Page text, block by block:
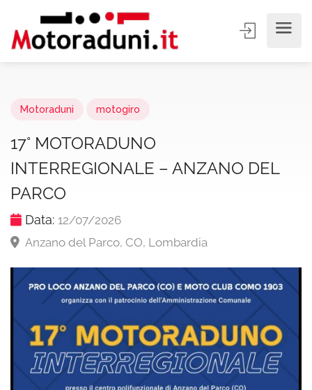
Motoraduni motogiro
17° MOTORADUNO
INTERREGIONALE – ANZANO DEL
PARCO
Data: 12/07/2026
Anzano del Parco, CO, Lombardia